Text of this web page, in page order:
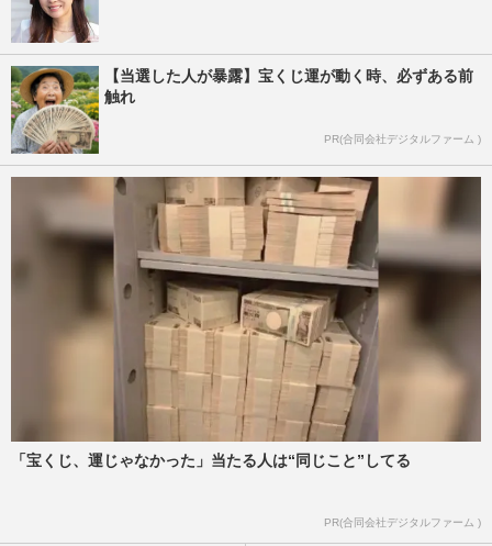
【当選した人が暴露】宝くじ運が動く時、必ずある前
触れ
PR(合同会社デジタルファーム )
「宝くじ、運じゃなかった」当たる人は“同じこと”してる
PR(合同会社デジタルファーム )